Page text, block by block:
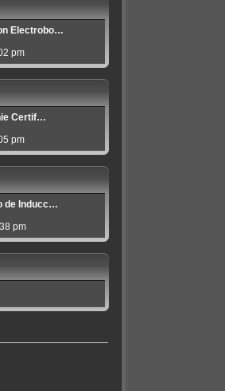
a
j
e
Electrobo…
e
r
t
i
m
m
e
n
a
j
e
pm
Certif…
e
r
t
i
m
m
e
n
a
j
pm
de Inducc…
e
r
t
i
pm